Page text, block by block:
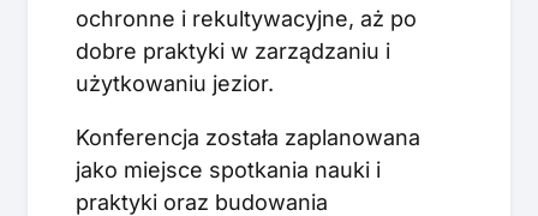
ochronne i rekultywacyjne, aż po
dobre praktyki w zarządzaniu i
użytkowaniu jezior.
Konferencja została zaplanowana
jako miejsce spotkania nauki i
praktyki oraz budowania